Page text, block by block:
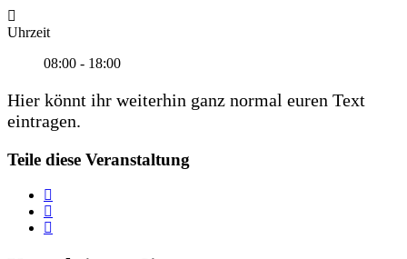
Uhrzeit
08:00 - 18:00
Hier könnt ihr weiterhin ganz normal euren Text
eintragen.
Teile diese Veranstaltung